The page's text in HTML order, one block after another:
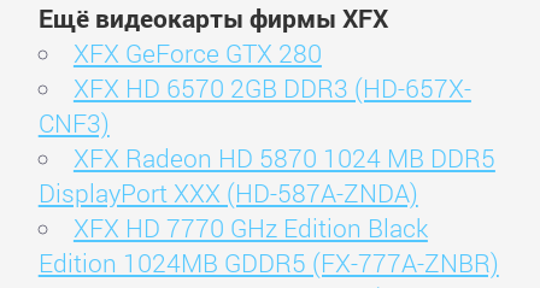
Ещё видеокарты фирмы XFX
XFX GeForce GTX 280
XFX HD 6570 2GB DDR3 (HD-657X-
CNF3)
XFX Radeon HD 5870 1024 MB DDR5
DisplayPort XXX (HD-587A-ZNDA)
XFX HD 7770 GHz Edition Black
Edition 1024MB GDDR5 (FX-777A-ZNBR)